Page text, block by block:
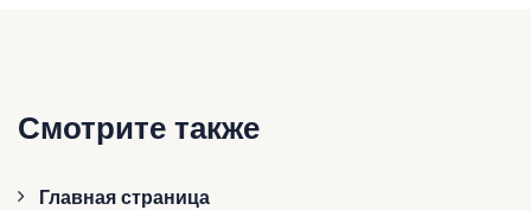
Смотрите также
Главная страница